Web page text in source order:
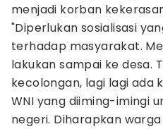
menjadi korban
"Diperlukan sosialisasi
terhadap masyarakat.
lakukan sampai ke desa.
kecolongan, lagi lagi ada
WNI yang diiming-imingi
negeri. Diharapkan